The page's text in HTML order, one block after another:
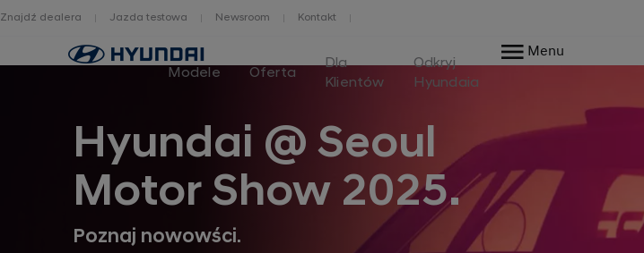
Znajdź dealera Jazda testowa Newsroom Kontakt
Home
Modele Oferta
Dla
Klientów
Odkryj
Hyundaia
Menu
Hyundai @ Seoul
Motor Show 2025.
Poznaj nowowści.